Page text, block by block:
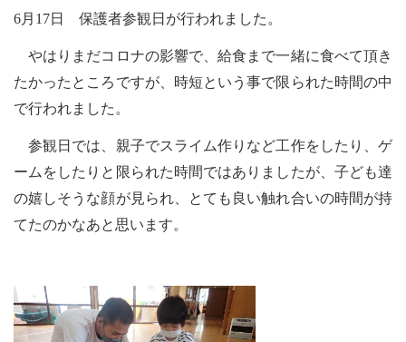
6月17日 保護者参観日が行われました。
やはりまだコロナの影響で、給食まで一緒に食べて頂き
たかったところですが、時短という事で限られた時間の中
で行われました。
参観日では、親子でスライム作りなど工作をしたり、ゲ
ームをしたりと限られた時間ではありましたが、子ども達
の嬉しそうな顔が見られ、とても良い触れ合いの時間が持
てたのかなあと思います。